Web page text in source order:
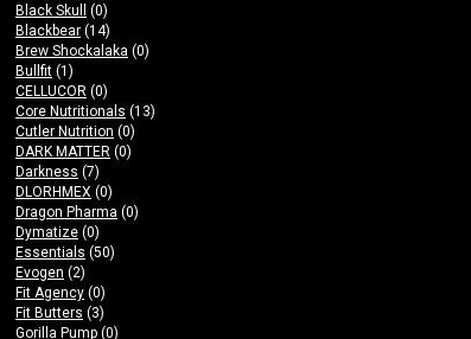
Black Skull
(0)
Blackbear (14)
Brew Shockalaka (0)
Bullfit (1)
CELLUCOR (0)
Core Nutritionals (13)
Cutler Nutrition (0)
DARK MATTER (0)
Darkness (7)
DLORHMEX (0)
Dragon Pharma (0)
Dymatize (0)
Essentials (50)
Evogen (2)
Fit Agency (0)
Fit Butters (3)
Gorilla Pump (0)